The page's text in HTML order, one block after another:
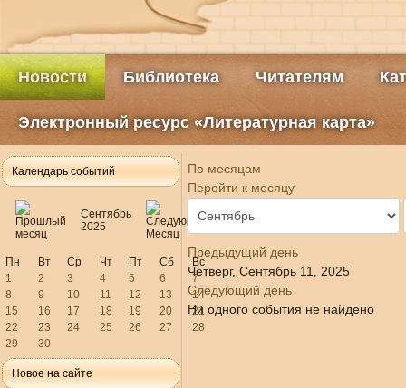
Новости Библиотека Читателям
Электронный ресурс «Литературная карта»
Календарь событий
Сентябрь
2025
Пн Вт Ср Чт Пт Сб
Вс
1
2 3 4 5 6
7
8
9 10 11 12 13
14
15
16 17 18 19 20
21
22
23 24 25 26 27
28
29
30
Новое на сайте
По месяцам
Перейти к месяцу
Предыдущий день
Четверг, Сентябрь 11, 2025
Следующий день
Ни одного события не найдено